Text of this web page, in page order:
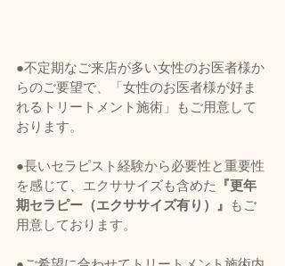
●不定期なご来店が多い女性のお医者様か
らのご要望で、「女性のお医者様が好ま
れるトリートメント施術」もご用意して
おります。
●長いセラピスト経験から必要性と重要性
を感じて、エクササイズも含めた
『更年
期セラピー（エクササイズ有り）』
もご
用意しております。